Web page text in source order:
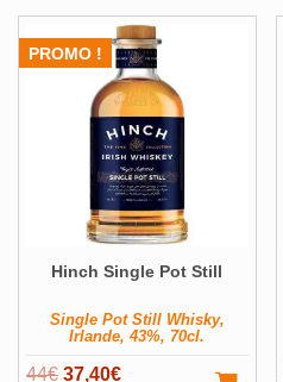
PROMO !
Hinch Single Pot Still
Single Pot Still Whisky,
Irlande, 43%, 70cl.
44€ Le
37,40€Le